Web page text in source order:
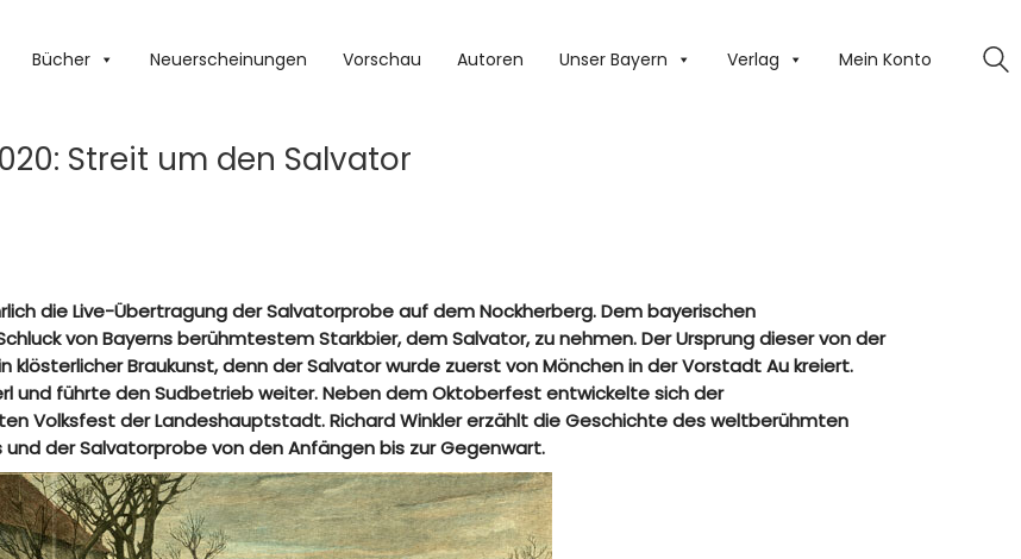
Bücher Neuerscheinungen Vorschau Autoren Unser Bayern Verlag Mein Konto
Streit um den Salvator
die Live-Übertragung der Salvatorprobe auf dem Nockherberg. Dem bayerischen
von Bayerns berühmtestem Starkbier, dem Salvator, zu nehmen. Der Ursprung dieser von der
Braukunst, denn der Salvator wurde zuerst von Mönchen in der Vorstadt Au kreiert.
und führte den Sudbetrieb weiter. Neben dem Oktoberfest entwickelte sich der
Volksfest der Landeshauptstadt. Richard Winkler erzählt die Geschichte des weltberühmten
der Salvatorprobe von den Anfängen bis zur Gegenwart.